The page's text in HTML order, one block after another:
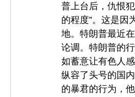
普上台后，仇恨
的程度”。这是因
地。特朗普最近
论调。特朗普的
如蓄意让有色人
纵容了头号的国
的暴君的行为，